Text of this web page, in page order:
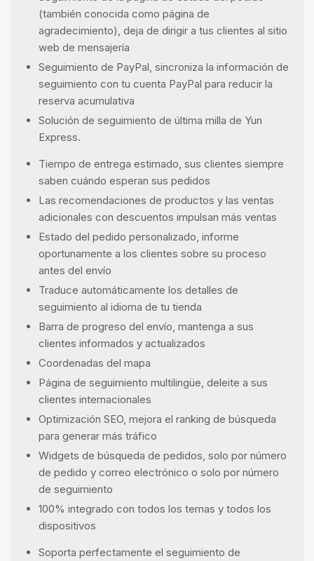
(también conocida como página de
agradecimiento), deja de dirigir a tus clientes al sitio
web de mensajería
Seguimiento de PayPal, sincroniza la información de
seguimiento con tu cuenta PayPal para reducir la
reserva acumulativa
Solución de seguimiento de última milla de Yun
Express.
Tiempo de entrega estimado, sus clientes siempre
saben cuándo esperan sus pedidos
Las recomendaciones de productos y las ventas
adicionales con descuentos impulsan más ventas
Estado del pedido personalizado, informe
oportunamente a los clientes sobre su proceso
antes del envío
Traduce automáticamente los detalles de
seguimiento al idioma de tu tienda
Barra de progreso del envío, mantenga a sus
clientes informados y actualizados
Coordenadas del mapa
Página de seguimiento multilingüe, deleite a sus
clientes internacionales
Optimización SEO, mejora el ranking de búsqueda
para generar más tráfico
Widgets de búsqueda de pedidos, solo por número
de pedido y correo electrónico o solo por número
de seguimiento
100% integrado con todos los temas y todos los
dispositivos
Soporta perfectamente el seguimiento de